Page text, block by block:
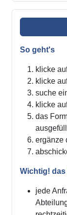
So geht's
klicke
klicke
suche
klicke
das
ergänze
Wichtig!
jede